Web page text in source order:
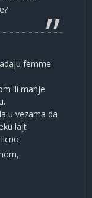
femme
ili manje
u vezama da
lajt